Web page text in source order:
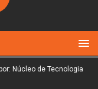
Núcleo de Tecnologia